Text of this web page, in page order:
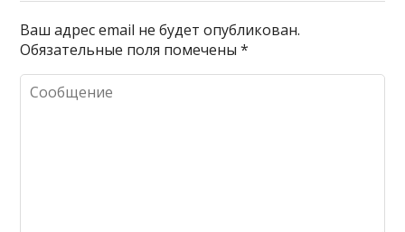
Ваш адрес email не будет опубликован.
Обязательные поля помечены*